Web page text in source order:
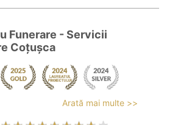
Funerare - Servicii
Coțușca
Arată mai multe >>